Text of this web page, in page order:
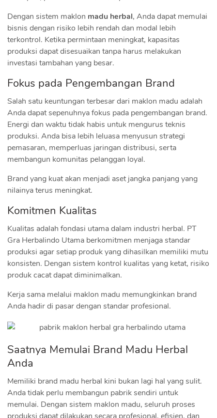
Dengan sistem maklon madu herbal, Anda dapat memulai
bisnis dengan risiko lebih rendah dan modal lebih
terkontrol. Ketika permintaan meningkat, kapasitas
produksi dapat disesuaikan tanpa harus melakukan
investasi tambahan yang besar.
Fokus pada Pengembangan Brand
Salah satu keuntungan terbesar dari maklon madu adalah
Anda dapat sepenuhnya fokus pada pengembangan brand.
Energi dan waktu tidak habis untuk mengurus teknis
produksi. Anda bisa lebih leluasa menyusun strategi
pemasaran, memperluas jaringan distribusi, serta
membangun komunitas pelanggan loyal.
Brand yang kuat akan menjadi aset jangka panjang yang
nilainya terus meningkat.
Komitmen Kualitas
Kualitas adalah fondasi utama dalam industri herbal. PT
Gra Herbalindo Utama berkomitmen menjaga standar
produksi agar setiap produk yang dihasilkan memiliki mutu
konsisten. Dengan sistem kontrol kualitas yang ketat, risiko
produk cacat dapat diminimalkan.
Kerja sama melalui maklon madu memungkinkan brand
Anda hadir di pasar dengan standar profesional.
Saatnya Memulai Brand Madu Herbal
Anda
Memiliki brand madu herbal kini bukan lagi hal yang sulit.
Anda tidak perlu membangun pabrik sendiri untuk
memulai. Dengan sistem maklon madu, seluruh proses